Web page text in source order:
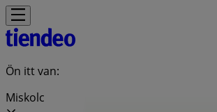
Ön itt van:
Miskolc